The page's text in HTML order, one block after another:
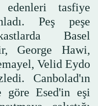
edenleri tasfiye
Peş peşe
Basel
George Hawi,
Velid Eydo
Canbolad'ın
göre Esed'in eşi